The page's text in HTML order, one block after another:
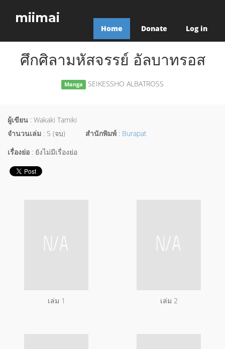
miimai
Home Donate Log in
ศึกศิลามหัสจรรย์ อัลบาทรอส
Manga SEIKESSHO ALBATROSS
ผู้เขียน : Wakaki Tamiki
จำนวนเล่ม : 5 (จบ) สำนักพิมพ์ : Burapat
เรื่องย่อ : ยังไม่มีเรื่องย่อ
เล่ม 1 เล่ม 2